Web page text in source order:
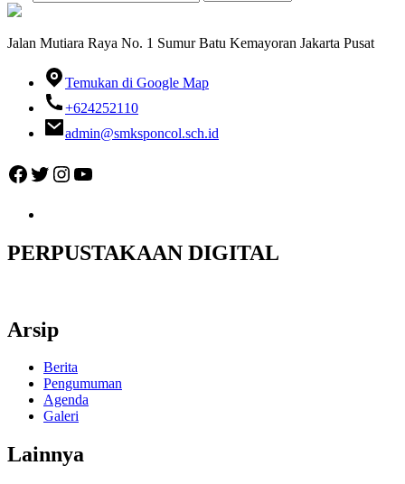
Jalan Mutiara Raya No. 1 Sumur Batu Kemayoran Jakarta Pusat
Temukan di Google Map
+624252110
admin@smksponcol.sch.id
Facebook
Twitter
Instagram
YouTube
PERPUSTAKAAN DIGITAL
Arsip
Berita
Pengumuman
Agenda
Galeri
Lainnya